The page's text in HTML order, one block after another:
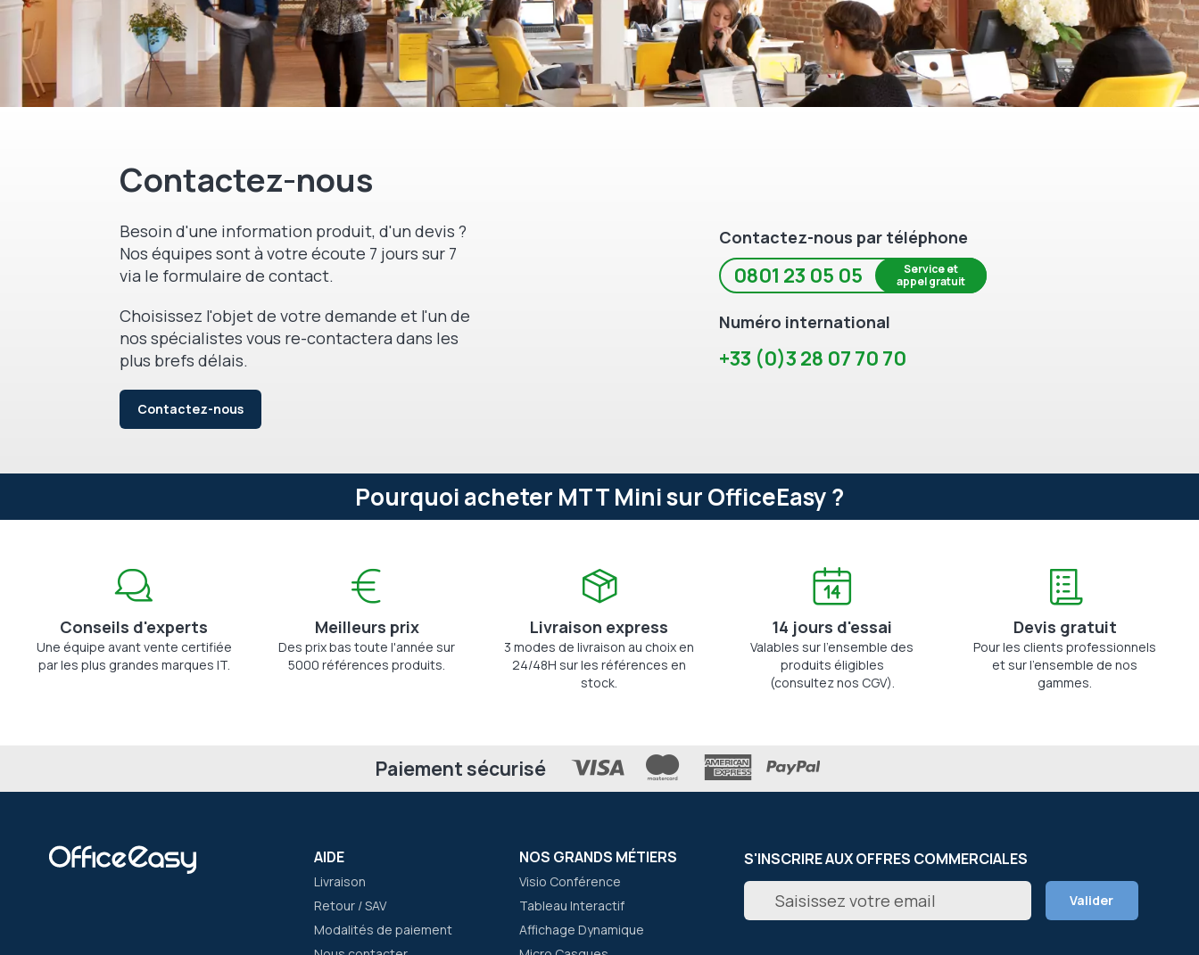
Contactez-nous
Besoin d'une information produit, d'un devis ?
Nos équipes sont à votre écoute 7 jours sur 7
via le formulaire de contact.
Choisissez l'objet de votre demande et l'un de
nos spécialistes vous re-contactera dans les
plus brefs délais.
Contactez-nous
Contactez-nous par téléphone
0801 23 05 05
Service et
appel gratuit
Numéro international
+33 (0)3 28 07 70 70
Pourquoi acheter MTT Mini sur OfficeEasy ?
Conseils d'experts
Une équipe avant vente certifiée
par les plus grandes marques IT.
Meilleurs prix
Des prix bas toute l'année sur
5000 références produits.
Livraison express
3 modes de livraison au choix en
24/48H sur les références en
stock.
14 jours d'essai
Valables sur l'ensemble des
produits éligibles
(consultez nos CGV).
Devis gratuit
Pour les clients professionnels
et sur l'ensemble de nos
gammes.
Paiement sécurisé
AIDE
Livraison
Retour / SAV
Modalités de paiement
NOS GRANDS MÉTIERS
Visio Conférence
Tableau Interactif
Affichage Dynamique
S'INSCRIRE AUX OFFRES COMMERCIALES
Inscription
notre
Valider